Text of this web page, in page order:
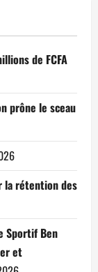
de FCFA
prône le sceau
la rétention des
Sportif Ben
et